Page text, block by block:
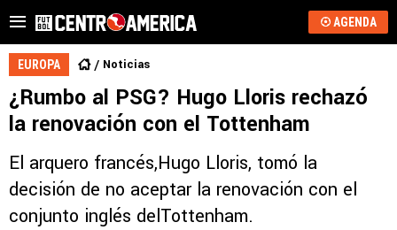
AGENDA
EUROPA Noticias
¿Rumbo al PSG? Hugo Lloris rechazó
la renovación con el Tottenham
El arquero francés,Hugo Lloris, tomó la
decisión de no aceptar la renovación con el
conjunto inglés delTottenham.